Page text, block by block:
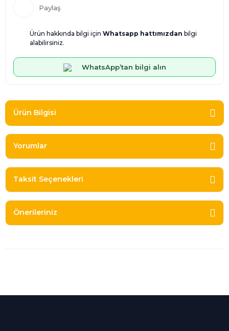
Paylaş
Ürün hakkında bilgi için Whatsapp hattımızdan bilgi
alabilirsiniz.
WhatsApp’tan bilgi alın
Ürün Bilgisi
Yorumlar
Taksit Seçenekleri
Önerileriniz
Alışveriş